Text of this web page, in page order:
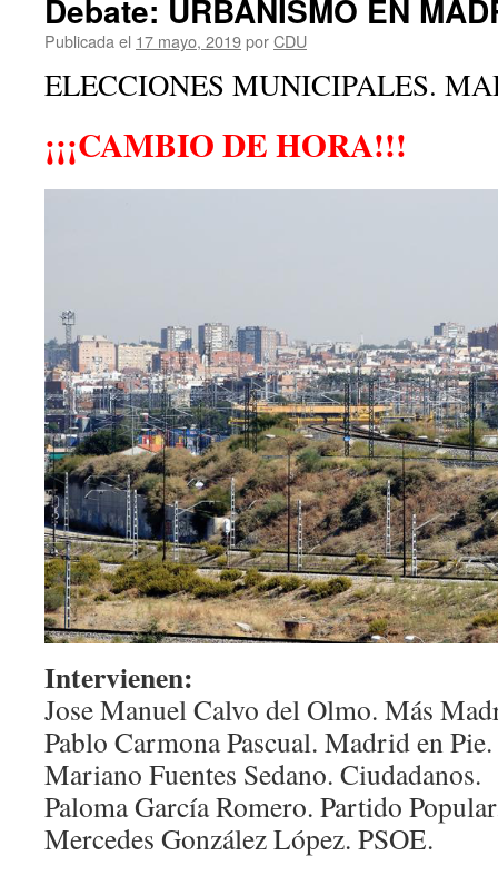
Debate: URBANISMO EN
Publicada el 17 mayo, 2019porCDU
ELECCIONES MUNICIPALES.
¡¡¡CAMBIO DE HORA!!!
Intervienen:
Jose Manuel Calvo del Olmo. Más
Pablo Carmona Pascual. Madrid en Pie.
Mariano Fuentes Sedano. Ciudadanos.
Paloma García Romero. Partido
Mercedes González López. PSOE.